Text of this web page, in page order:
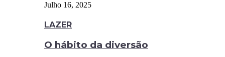
Julho 16, 2025
LAZER
O hábito da diversão